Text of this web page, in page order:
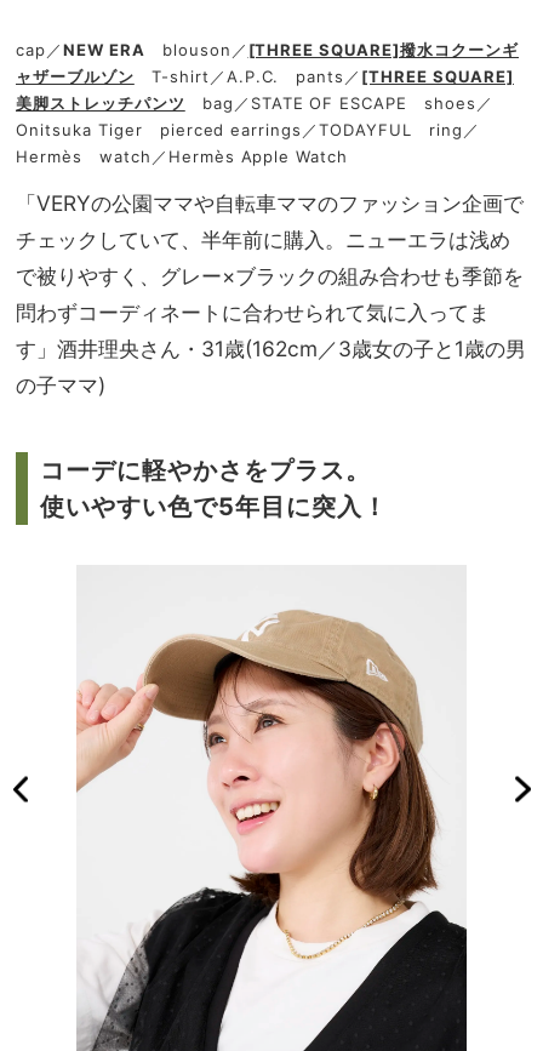
cap／NEW ERA blouson／ [THREE SQUARE]撥水コクーンギ
ャザーブルゾン T-shirt／A.P.C. pants／ [THREE SQUARE]
美脚ストレッチパンツ
bag／STATE OF ESCAPE shoes／
Onitsuka Tiger pierced earrings／TODAYFUL ring／
Hermès watch／Hermès Apple Watch
「VERYの公園ママや自転車ママのファッション企画で
チェックしていて、半年前に購入。ニューエラは浅め
で被りやすく、グレー×ブラックの組み合わせも季節を
問わずコーディネートに合わせられて気に入ってま
す」酒井理央さん・31歳(162cm／3歳女の子と1歳の男
の子ママ)
コーデに軽やかさをプラス。
使いやすい色で5年目に突入！